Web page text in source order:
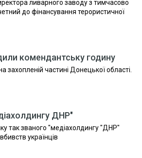
ливарного заводу з тимчасово
до фінансування терористичної
комендантську годину
частині Донецької області.
ДНР"
так званого "медіахолдингу "ДНР"
українців